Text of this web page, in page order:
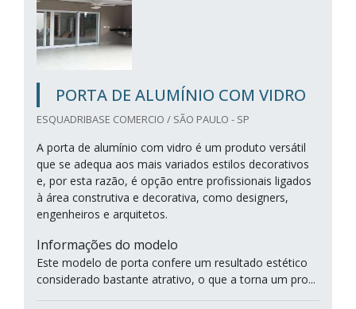
PORTA DE ALUMÍNIO COM VIDRO
ESQUADRIBASE COMERCIO / SÃO PAULO - SP
A porta de alumínio com vidro é um produto versátil
que se adequa aos mais variados estilos decorativos
e, por esta razão, é opção entre profissionais ligados
à área construtiva e decorativa, como designers,
engenheiros e arquitetos.
Informações do modelo
Este modelo de porta confere um resultado estético
considerado bastante atrativo, o que a torna um pro...